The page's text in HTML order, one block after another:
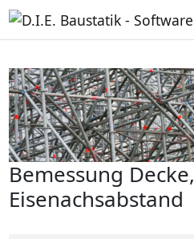
Bemessung Decke,
Eisenachsabstand